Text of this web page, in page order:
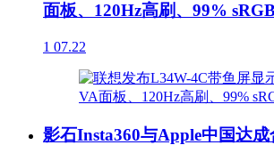
面板、120Hz高刷、99%
1 07.22
影石Insta360与Apple中国达